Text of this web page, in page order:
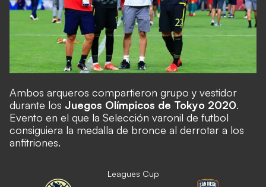
Ambos arqueros compartieron grupo y vestidor
durante los Juegos Olímpicos de Tokyo 2020.
Evento en el que la Selección varonil de futbol
consiguiera la medalla de bronce al derrotar a los
anfitriones.
Leagues Cup